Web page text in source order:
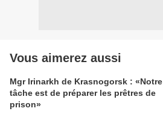
Vous aimerez aussi
Mgr Irinarkh de Krasnogorsk : «Notre
tâche est de préparer les prêtres de
prison»